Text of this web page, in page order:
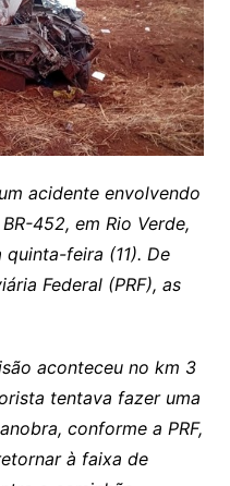
acidente envolvendo
452, em Rio Verde,
feira (11). De
Federal (PRF), as
aconteceu no km 3
tentava fazer uma
conforme a PRF,
à faixa de